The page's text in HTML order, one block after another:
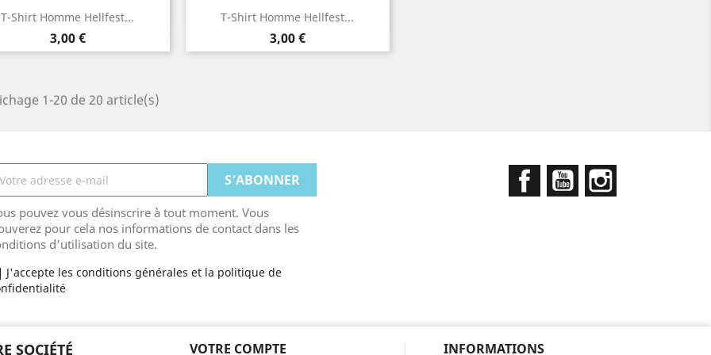
T-Shirt Homme Hellfest...
Prix
3,00 €
Aperçu rapide
Kaki
T-Shirt Homme Hellfest...
Prix
3,00 €
Aperçu rapide
Noir
1-20 de 20 article(s)
pouvez vous désinscrire à tout moment. Vous
pour cela nos informations de contact dans les
d'utilisation du site.
J'accepte les conditions générales et la politique de
FacebookYouTube
SOCIÉTÉ VOTRE COMPTE INFORMATIONS